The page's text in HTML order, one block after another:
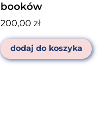
booków
200,00zł
dodaj do koszyka